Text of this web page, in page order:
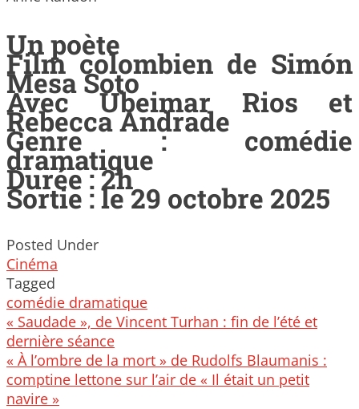
Un poète
Film colombien de Simón
Mesa Soto
Avec Ubeimar Rios et
Rebecca Andrade
Genre : comédie
dramatique
Durée : 2h
Sortie : le 29 octobre 2025
Posted Under
Cinéma
Tagged
comédie dramatique
Post
navigation
« Saudade », de Vincent Turhan : fin de l’été et
dernière séance
« À l’ombre de la mort » de Rudolfs Blaumanis :
comptine lettone sur l’air de « Il était un petit
navire »